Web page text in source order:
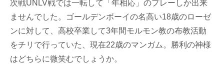
次戦UNLV戦では一転して「年相応」のプレーしか出来
ませんでした。ゴールデンボーイの名高い18歳のローゼ
ンに対して、高校卒業して3年間モルモン教の布教活動
をチリで行っていた、現在22歳のマンガム。勝利の神様
はどちらに微笑むでしょうか。